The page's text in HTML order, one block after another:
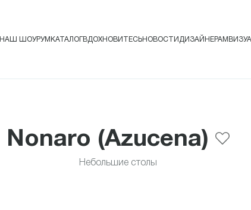
НАШ ШОУРУМ КАТАЛОГ ВДОХНОВИТЕСЬНОВОСТИ ДИЗАЙНЕРАМ
Nonaro (Azucena)
Небольшие столы